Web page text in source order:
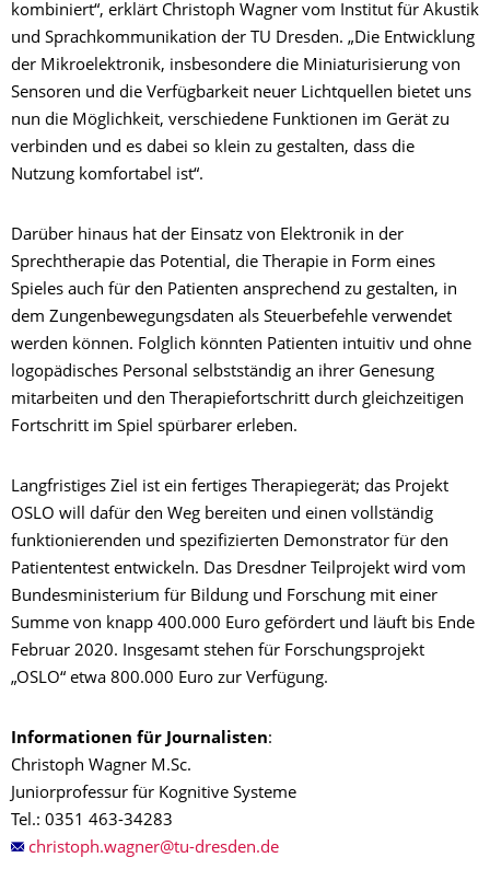
kombiniert“, erklärt Christoph Wagner vom Institut für Akustik
und Sprachkommunikation der TU Dresden. „Die Entwicklung
der Mikroelektronik, insbesondere die Miniaturisierung von
Sensoren und die Verfügbarkeit neuer Lichtquellen bietet uns
nun die Möglichkeit, verschiedene Funktionen im Gerät zu
verbinden und es dabei so klein zu gestalten, dass die
Nutzung komfortabel ist“.
Darüber hinaus hat der Einsatz von Elektronik in der
Sprechtherapie das Potential, die Therapie in Form eines
Spieles auch für den Patienten ansprechend zu gestalten, in
dem Zungenbewegungsdaten als Steuerbefehle verwendet
werden können. Folglich könnten Patienten intuitiv und ohne
logopädisches Personal selbstständig an ihrer Genesung
mitarbeiten und den Therapiefortschritt durch gleichzeitigen
Fortschritt im Spiel spürbarer erleben.
Langfristiges Ziel ist ein fertiges Therapiegerät; das Projekt
OSLO will dafür den Weg bereiten und einen vollständig
funktionierenden und spezifizierten Demonstrator für den
Patiententest entwickeln. Das Dresdner Teilprojekt wird vom
Bundesministerium für Bildung und Forschung mit einer
Summe von knapp 400.000 Euro gefördert und läuft bis Ende
Februar 2020. Insgesamt stehen für Forschungsprojekt
„OSLO“ etwa 800.000 Euro zur Verfügung.
Informationen für Journalisten:
Christoph Wagner M.Sc.
Juniorprofessur für Kognitive Systeme
Tel.: 0351 463-34283